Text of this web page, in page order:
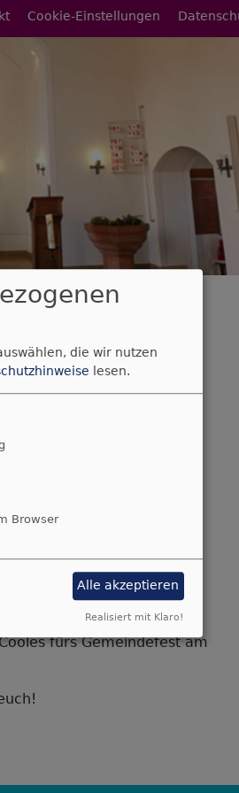
Cookie-Einstellungen
Kids-Treff
- 15.30 Uhr
fürs Gemeindefest am
die wir nutzen
lesen.
Browser
Alle akzeptieren
Realisiert mit Klaro!